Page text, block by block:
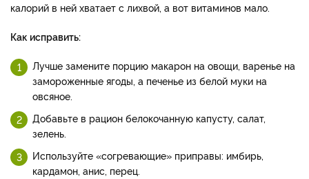
калорий в ней хватает с лихвой, а вот витаминов мало.
Как исправить:
Лучше замените порцию макарон на овощи, варенье на
замороженные ягоды, а печенье из белой муки на
овсяное.
Добавьте в рацион белокочанную капусту, салат,
зелень.
Используйте «согревающие» приправы: имбирь,
кардамон, анис, перец.